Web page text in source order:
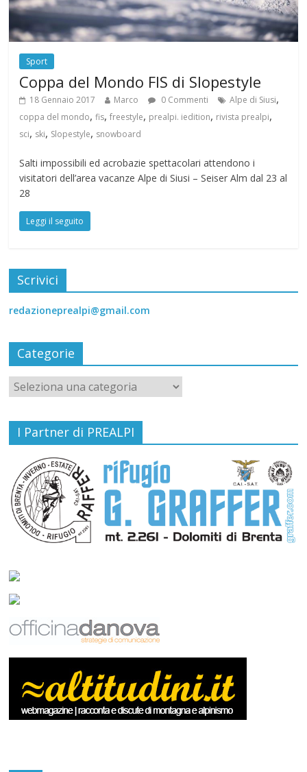
Sport
Coppa del Mondo FIS di Slopestyle
18 Gennaio 2017 Marco 0 Commenti Alpe di Siusi,
coppa del mondo,fis,freestyle, prealpi. iedition, rivista prealpi,
sci, ski, Slopestyle, snowboard
Salti impossibili ed acrobazie spettacolari attendono i
visitatori dell’area vacanze Alpe di Siusi – Seiser Alm dal 23 al
28
Leggi il seguito
Scrivici
redazioneprealpi@gmail.com
Categorie
I Partner di PREALPI